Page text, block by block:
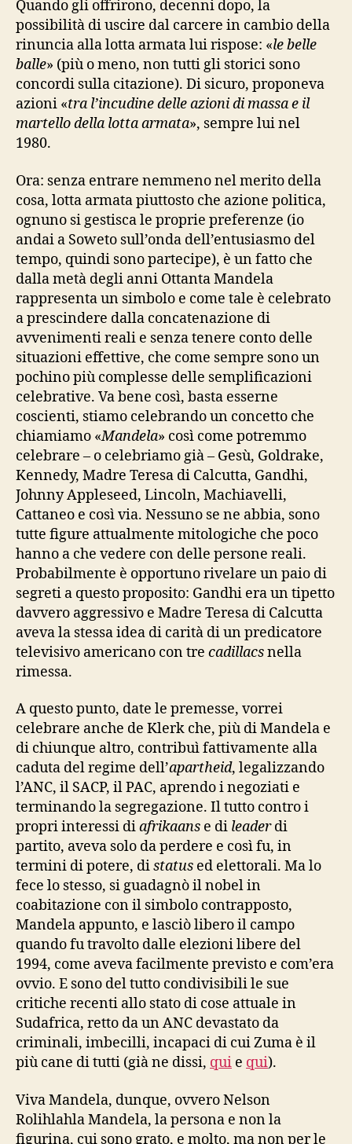
Quando gli offrirono, decenni dopo, la
possibilità di uscire dal carcere in cambio della
rinuncia alla lotta armata lui rispose: «le belle
balle» (più o meno, non tutti gli storici sono
concordi sulla citazione). Di sicuro, proponeva
azioni «tra l’incudine delle azioni di massa e il
martello della lotta armata», sempre lui nel
1980.
Ora: senza entrare nemmeno nel merito della
cosa, lotta armata piuttosto che azione politica,
ognuno si gestisca le proprie preferenze (io
andai a Soweto sull’onda dell’entusiasmo del
tempo, quindi sono partecipe), è un fatto che
dalla metà degli anni Ottanta Mandela
rappresenta un simbolo e come tale è celebrato
a prescindere dalla concatenazione di
avvenimenti reali e senza tenere conto delle
situazioni effettive, che come sempre sono un
pochino più complesse delle semplificazioni
celebrative. Va bene così, basta esserne
coscienti, stiamo celebrando un concetto che
chiamiamo «Mandela» così come potremmo
celebrare – o celebriamo già – Gesù, Goldrake,
Kennedy, Madre Teresa di Calcutta, Gandhi,
Johnny Appleseed, Lincoln, Machiavelli,
Cattaneo e così via. Nessuno se ne abbia, sono
tutte figure attualmente mitologiche che poco
hanno a che vedere con delle persone reali.
Probabilmente è opportuno rivelare un paio di
segreti a questo proposito: Gandhi era un tipetto
davvero aggressivo e Madre Teresa di Calcutta
aveva la stessa idea di carità di un predicatore
televisivo americano con tre cadillacsnella
rimessa.
A questo punto, date le premesse, vorrei
celebrare anche de Klerk che, più di Mandela e
di chiunque altro, contribuì fattivamente alla
caduta del regime dell’apartheid, legalizzando
l’ANC, il SACP, il PAC, aprendo i negoziati e
terminando la segregazione. Il tutto contro i
propri interessi diafrikaans e di leaderdi
partito, aveva solo da perdere e così fu, in
termini di potere, distatus ed elettorali. Ma lo
fece lo stesso, si guadagnò il nobel in
coabitazione con il simbolo contrapposto,
Mandela appunto, e lasciò libero il campo
quando fu travolto dalle elezioni libere del
1994, come aveva facilmente previsto e com’era
ovvio. E sono del tutto condivisibili le sue
critiche recenti allo stato di cose attuale in
Sudafrica, retto da un ANC devastato da
criminali, imbecilli, incapaci di cui Zuma è il
più cane di tutti (già ne dissi, qui e qui).
Viva Mandela, dunque, ovvero Nelson
Rolihlahla Mandela, la persona e non la
figurina, cui sono grato, e molto, ma non per le